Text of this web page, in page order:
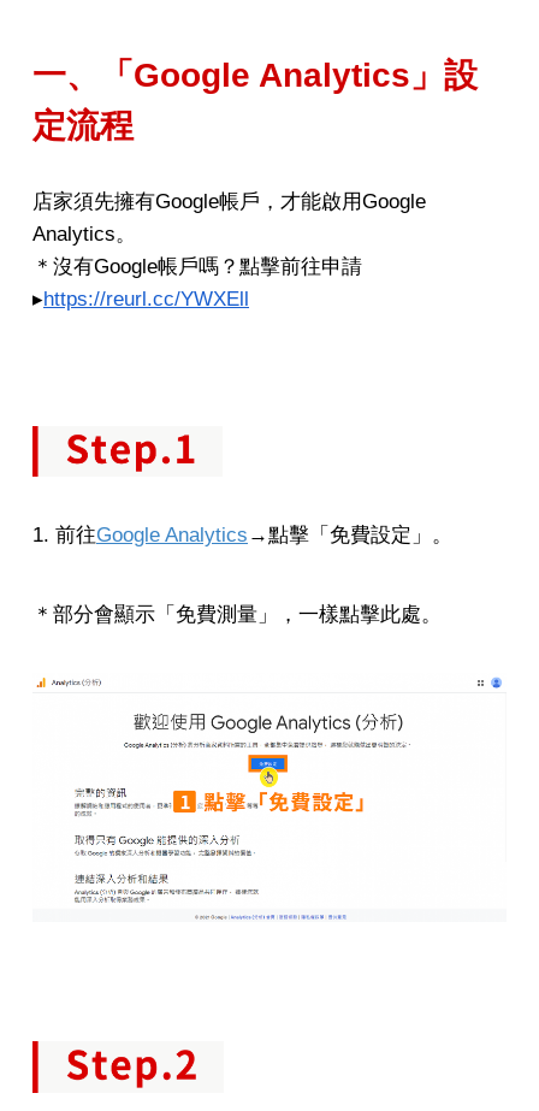
一、「Google Analytics」設
定流程
店家須先擁有Google帳戶，才能啟用Google
Analytics。
＊沒有Google帳戶嗎？點擊前往申請
▸https://reurl.cc/YWXEll
1. 前往Google Analytics →點擊「免費設定」。
＊部分會顯示「免費測量」，一樣點擊此處。